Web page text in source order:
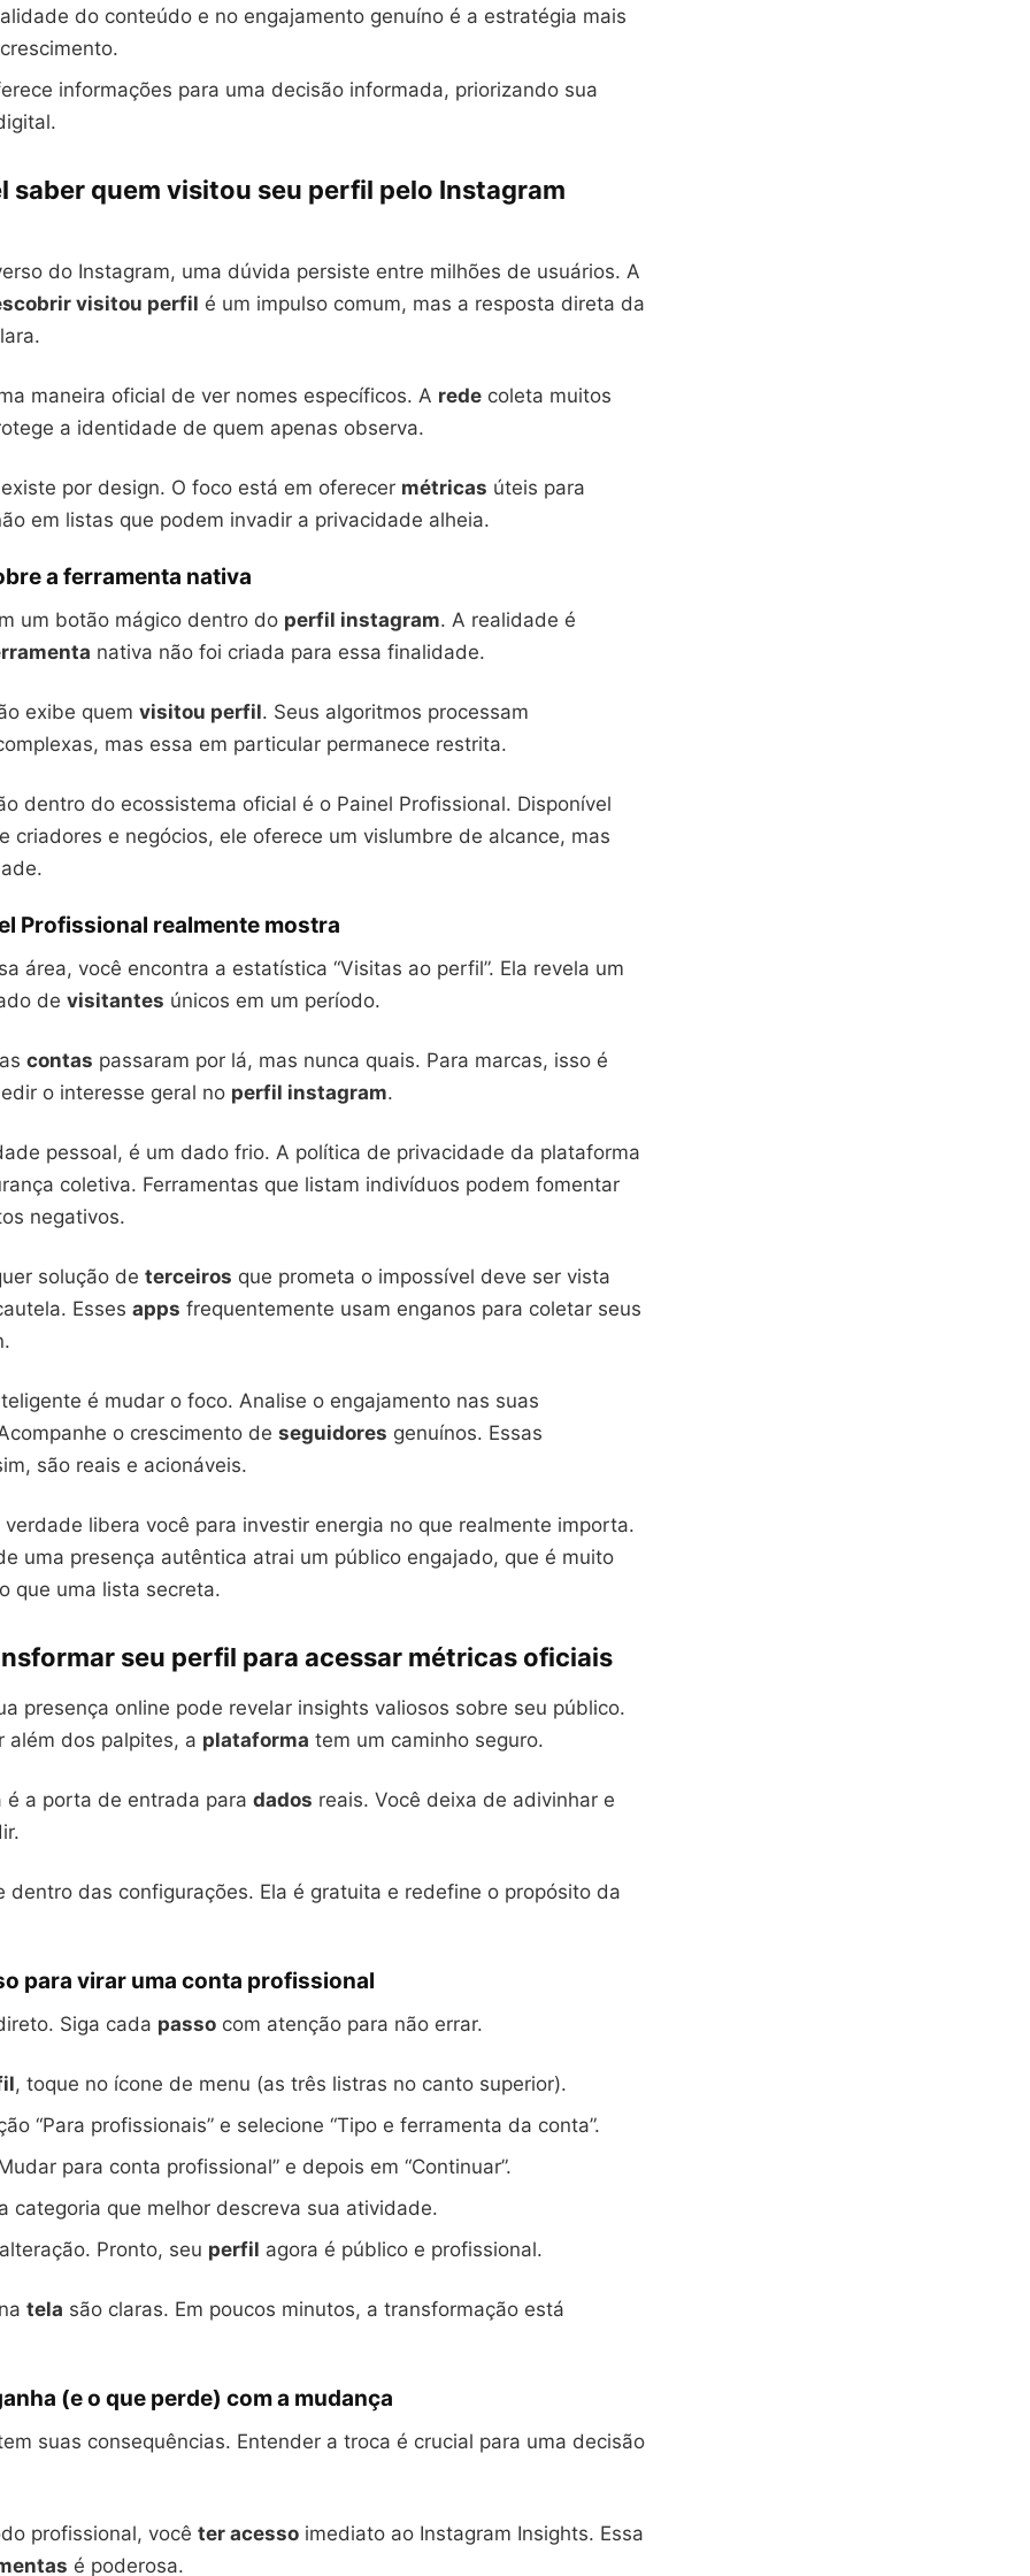
do conteúdo e no engajamento genuíno é a estratégia mais
informações para uma decisão informada, priorizando sua
saber quem visitou seu perfil pelo Instagram
do Instagram, uma dúvida persiste entre milhões de usuários. A
visitou perfil é um impulso comum, mas a resposta direta da
maneira oficial de ver nomes específicos. A rede coleta muitos
a identidade de quem apenas observa.
por design. O foco está em oferecer métricas úteis para
em listas que podem invadir a privacidade alheia.
a ferramenta nativa
um botão mágico dentro do perfil instagram. A realidade é
nativa não foi criada para essa finalidade.
exibe quem visitou perfil. Seus algoritmos processam
mas essa em particular permanece restrita.
dentro do ecossistema oficial é o Painel Profissional. Disponível
criadores e negócios, ele oferece um vislumbre de alcance, mas
Profissional realmente mostra
área, você encontra a estatística “Visitas ao perfil”. Ela revela um
de visitantes únicos em um período.
contas passaram por lá, mas nunca quais. Para marcas, isso é
o interesse geral no perfil instagram.
pessoal, é um dado frio. A política de privacidade da plataforma
coletiva. Ferramentas que listam indivíduos podem fomentar
negativos.
solução de terceiros que prometa o impossível deve ser vista
Esses apps frequentemente usam enganos para coletar seus
é mudar o foco. Analise o engajamento nas suas
o crescimento de seguidores genuínos. Essas
são reais e acionáveis.
verdade libera você para investir energia no que realmente importa.
uma presença autêntica atrai um público engajado, que é muito
que uma lista secreta.
seu perfil para acessar métricas oficiais
presença online pode revelar insights valiosos sobre seu público.
além dos palpites, a plataforma tem um caminho seguro.
é a porta de entrada para dados reais. Você deixa de adivinhar e
dentro das configurações. Ela é gratuita e redefine o propósito da
para virar uma conta profissional
Siga cada passo com atenção para não errar.
, toque no ícone de menu (as três listras no canto superior).
“Para profissionais” e selecione “Tipo e ferramenta da conta”.
para conta profissional” e depois em “Continuar”.
categoria que melhor descreva sua atividade.
Pronto, seu perfil agora é público e profissional.
tela são claras. Em poucos minutos, a transformação está
(e o que perde) com a mudança
suas consequências. Entender a troca é crucial para uma decisão
profissional, você ter acesso imediato ao Instagram Insights. Essa
é poderosa.